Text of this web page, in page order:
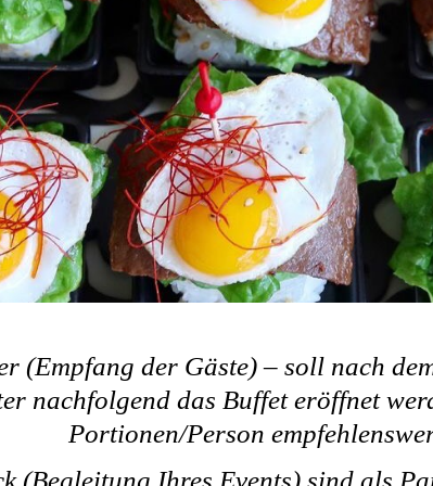
(Empfang der Gäste) – soll nach
nachfolgend das Buffet eröffnet
Portionen/Person
(Begleitung Ihres Events) sind als